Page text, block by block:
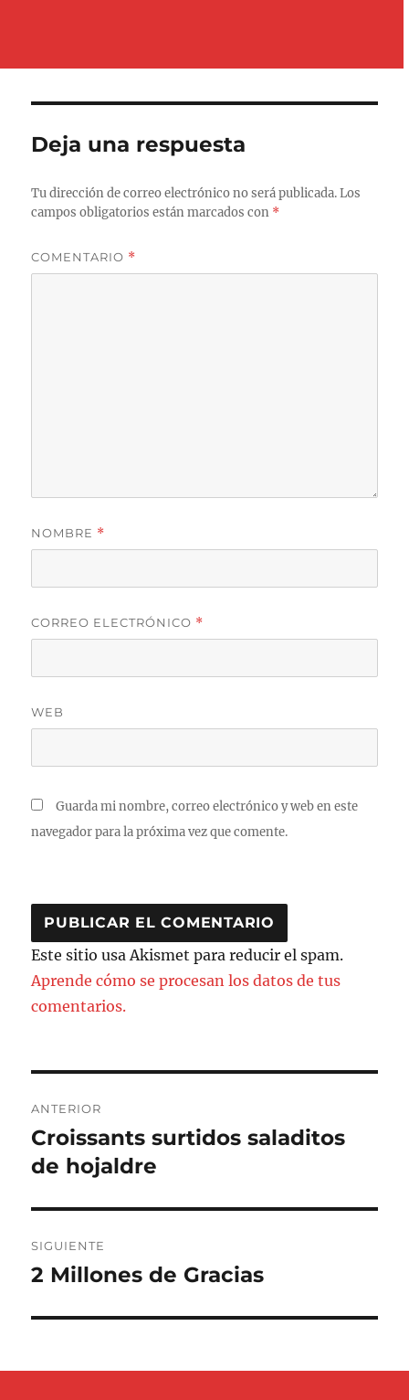
Deja una respuesta
Tu dirección de correo electrónico no será publicada. Los
campos obligatorios están marcados con *
COMENTARIO *
NOMBRE *
CORREO ELECTRÓNICO *
WEB
Guarda mi nombre, correo electrónico y web en este
navegador para la próxima vez que comente.
Este sitio usa Akismet para reducir el spam.
Aprende cómo se procesan los datos de tus
comentarios.
de
entradas
ANTERIOR
Entrada
anterior:
Croissants surtidos saladitos
de hojaldre
SIGUIENTE
Entrada
2 Millones de Gracias